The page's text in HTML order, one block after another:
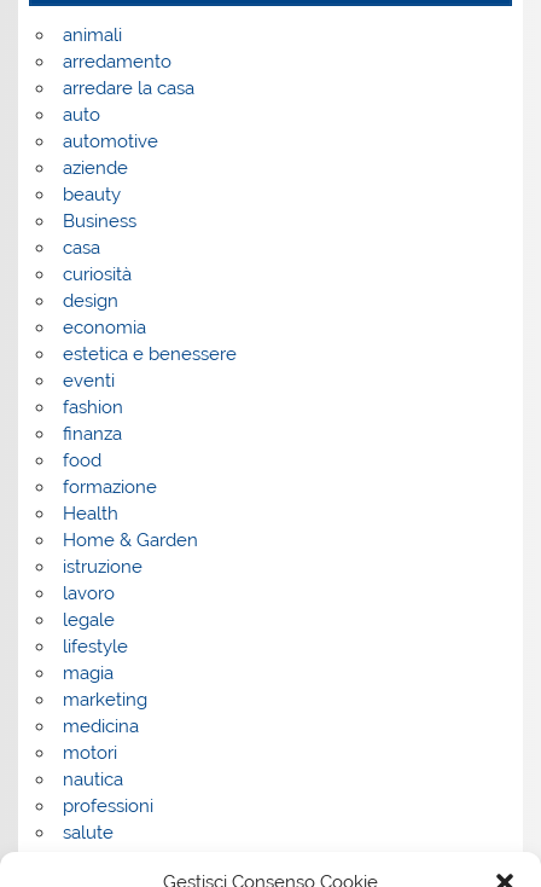
Gestisci Consenso Cookie
animali
arredamento
arredare la casa
auto
automotive
aziende
beauty
Business
casa
curiosità
design
economia
estetica e benessere
eventi
fashion
finanza
food
formazione
Health
Home & Garden
istruzione
lavoro
legale
lifestyle
magia
marketing
medicina
motori
nautica
professioni
salute